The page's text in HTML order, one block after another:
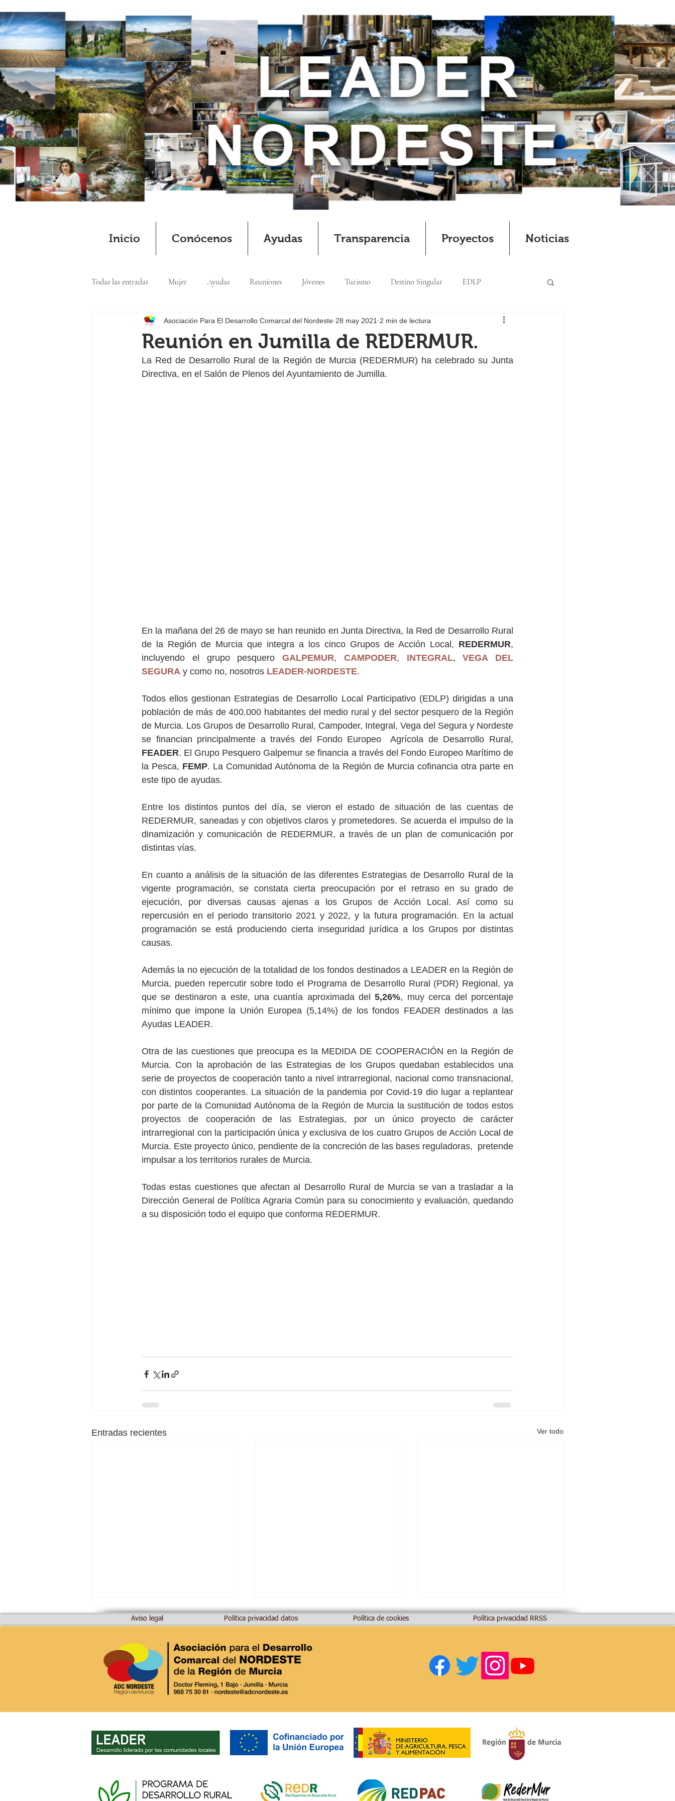
Inicio Conócenos Ayudas Transparencia Proyectos Noticias
Todas las entradas Mujer Ayudas Reuniones Jóvenes Turismo Destino Singular EDLP
Cooperación
Reunión en Jumilla de REDERMUR.
Asociación Para El Desarrollo Comarcal del Nordeste 28 may 2021 2 min de lectura
La Red de Desarrollo Rural de la Región de Murcia (REDERMUR) ha celebrado su Junta
Directiva, en el Salón de Plenos del Ayuntamiento de Jumilla.
En la mañana del 26 de mayo se han reunido en Junta Directiva, la Red de Desarrollo Rural
de la Región de Murcia que integra a los cinco Grupos de Acción Local, REDERMUR,
incluyendo el grupo pesquero GALPEMUR, CAMPODER, INTEGRAL, VEGA DEL
SEGURA y como no, nosotros LEADER-NORDESTE.
Todos ellos gestionan Estrategias de Desarrollo Local Participativo (EDLP) dirigidas a una
población de más de 400.000 habitantes del medio rural y del sector pesquero de la Región
de Murcia. Los Grupos de Desarrollo Rural, Campoder, Integral, Vega del Segura y Nordeste
FEADER. El Grupo Pesquero Galpemur se financia a través del Fondo Europeo Marítimo de
la Pesca, FEMP. La Comunidad Autónoma de la Región de Murcia cofinancia otra parte en
este tipo de ayudas.
Entre los distintos puntos del día, se vieron el estado de situación de las cuentas de
REDERMUR, saneadas y con objetivos claros y prometedores. Se acuerda el impulso de la
dinamización y comunicación de REDERMUR, a través de un plan de comunicación por
distintas vías.
En cuanto a análisis de la situación de las diferentes Estrategias de Desarrollo Rural de la
vigente programación, se constata cierta preocupación por el retraso en su grado de
ejecución, por diversas causas ajenas a los Grupos de Acción Local. Así como su
repercusión en el periodo transitorio 2021 y 2022, y la futura programación. En la actual
programación se está produciendo cierta inseguridad jurídica a los Grupos por distintas
causas.
Además la no ejecución de la totalidad de los fondos destinados a LEADER en la Región de
Murcia, pueden repercutir sobre todo el Programa de Desarrollo Rural (PDR) Regional, ya
que se destinaron a este, una cuantía aproximada del 5,26%, muy cerca del porcentaje
mínimo que impone la Unión Europea (5,14%) de los fondos FEADER destinados a las
Ayudas LEADER.
Otra de las cuestiones que preocupa es la MEDIDA DE COOPERACIÓN en la Región de
Murcia. Con la aprobación de las Estrategias de los Grupos quedaban establecidos una
serie de proyectos de cooperación tanto a nivel intrarregional, nacional como transnacional,
con distintos cooperantes. La situación de la pandemia por Covid-19 dio lugar a replantear
por parte de la Comunidad Autónoma de la Región de Murcia la sustitución de todos estos
proyectos de cooperación de las Estrategias, por un único proyecto de carácter
intrarregional con la participación única y exclusiva de los cuatro Grupos de Acción Local de
Murcia. Este proyecto único, pendiente de la concreción de las bases reguladoras,  pretende
impulsar a los territorios rurales de Murcia.
Todas estas cuestiones que afectan al Desarrollo Rural de Murcia se van a trasladar a la
Dirección General de Política Agraria Común para su conocimiento y evaluación, quedando
a su disposición todo el equipo que conforma REDERMUR.
Entradas recientes Ver todo
AVISO IMPORTANTE: Cierre
Ayuntamiento de Abanilla:
proyectos productivos y no
Aviso legal Política privacidad datos Política de cookies Política privacidad RRSS